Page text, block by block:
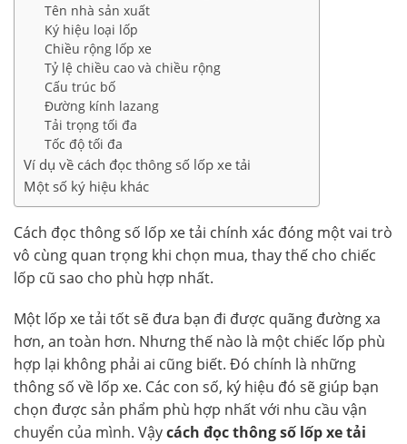
Tên nhà sản xuất
Ký hiệu loại lốp
Chiều rộng lốp xe
Tỷ lệ chiều cao và chiều rộng
Cấu trúc bố
Đường kính lazang
Tải trọng tối đa
Tốc độ tối đa
Ví dụ về cách đọc thông số lốp xe tải
Một số ký hiệu khác
Cách đọc thông số lốp xe tải chính xác đóng một vai trò
vô cùng quan trọng khi chọn mua, thay thế cho chiếc
lốp cũ sao cho phù hợp nhất.
Một lốp xe tải tốt sẽ đưa bạn đi được quãng đường xa
hơn, an toàn hơn. Nhưng thế nào là một chiếc lốp phù
hợp lại không phải ai cũng biết. Đó chính là những
thông số về lốp xe. Các con số, ký hiệu đó sẽ giúp bạn
chọn được sản phẩm phù hợp nhất với nhu cầu vận
chuyển của mình. Vậycách đọc thông số lốp xe tải